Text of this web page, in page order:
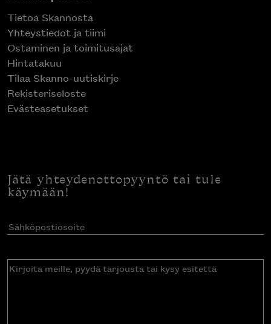
Tietoa Skannosta
Yhteystiedot ja tiimi
Ostaminen ja toimitusajat
Hintatakuu
Tilaa Skanno-uutiskirje
Rekisteriseloste
Evästeasetukset
Jätä yhteydenottopyyntö tai tule
käymään!
Sähköpostiosoite(Pakollinen)
Kirjoita